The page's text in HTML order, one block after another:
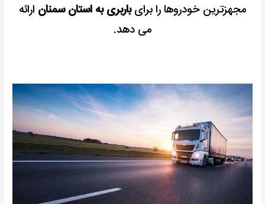
مجهزترین خودروها را برایباربری به استان سمنان ارائه
می دهد.